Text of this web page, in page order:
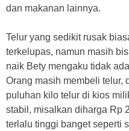
dan makanan lainnya.
Telur yang sedikit rusak
terkelupas, namun masih
naik Bety mengaku tidak
Orang masih membeli telur,
puluhan kilo telur di kios
stabil, misalkan diharga Rp
terlalu tinggi banget seperti